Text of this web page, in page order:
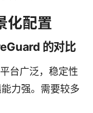
化配置
的对比
台广泛，稳定性
力强。需要较多